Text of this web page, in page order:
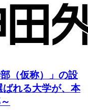
（仮称）」の設
れる大学が、本